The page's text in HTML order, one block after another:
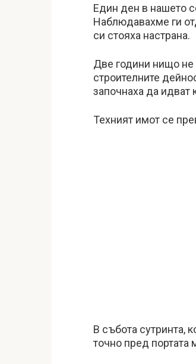
Един ден в нашето
Наблюдавахме ги
си стояха настрана.
Две години нищо не
строителните
започнаха да идват
Техният имот се
В събота сутринта,
точно пред портата